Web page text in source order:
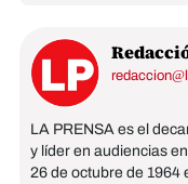
LA PRENSA es el
y líder en audiencias
26 de octubre de 1964